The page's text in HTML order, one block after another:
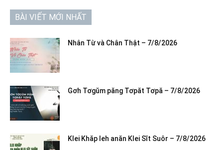
BÀI VIẾT MỚI NHẤT
Nhân Từ và Chân Thật – 7/8/2026
Gơh Tơgŭm păng Tơpăt Tơpă – 7/8/2026
Klei Khăp leh anăn Klei Sĭt Suôr – 7/8/2026